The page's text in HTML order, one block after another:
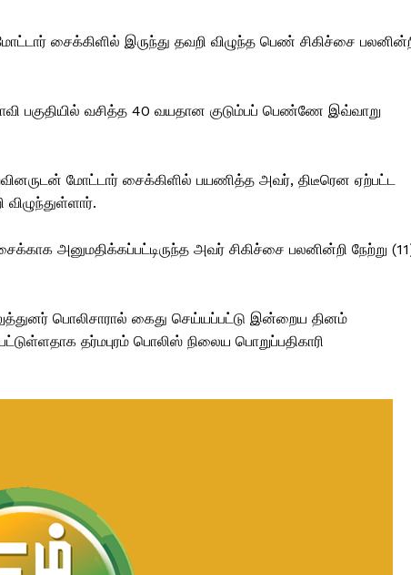
சைக்கிளில் இருந்து தவறி விழுந்த பெண் சிகிச்சை
பகுதியில் வசித்த 40 வயதான குடும்பப் பெண்ணே இவ்வாறு
மோட்டார் சைக்கிளில் பயணித்த அவர், திடீரென ஏற்பட்ட
அனுமதிக்கப்பட்டிருந்த அவர் சிகிச்சை பலனின்றி நேற்று
பொலிசாரால் கைது செய்யப்பட்டு இன்றைய தினம்
தர்மபுரம் பொலிஸ் நிலைய பொறுப்பதிகாரி